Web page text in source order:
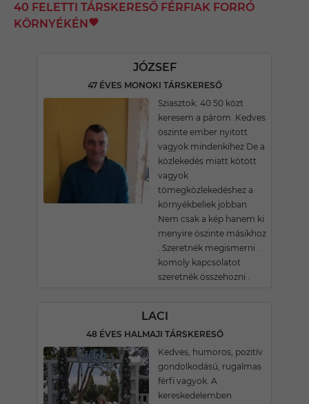
40 FELETTI TÁRSKERESŐ FÉRFIAK FORRÓ
KÖRNYÉKÉN
JÓZSEF
47 ÉVES MONOKI TÁRSKERESŐ
Sziasztok. 40 50 közt
keresem a párom .Kedves
öszinte ember nyitott
vagyok mindenkihez De a
közlekedés miatt kötött
vagyok
tömegközlekedéshez a
környékbeliek jobban
Nem csak a kép hanem ki
menyire öszinte másikhoz
. Szeretnék megismerni .
komoly kapcsolatot
szeretnék összehozni .
LACI
48 ÉVES HALMAJI TÁRSKERESŐ
Kedves, humoros, pozitív
gondolkodású, rugalmas
férfi vagyok. A
kereskedelemben